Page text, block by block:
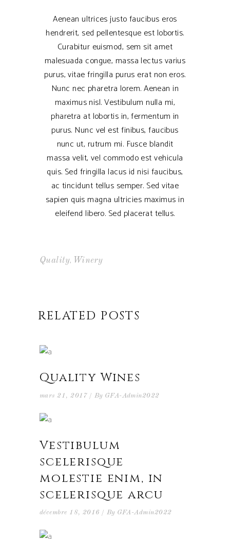
Aenean ultrices justo faucibus eros
hendrerit, sed pellentesque est lobortis.
Curabitur euismod, sem sit amet
malesuada congue, massa lectus varius
purus, vitae fringilla purus erat non eros.
Nunc nec pharetra lorem. Aenean in
maximus nisl. Vestibulum nulla mi,
pharetra at lobortis in, fermentum in
purus. Nunc vel est finibus, faucibus
nunc ut, rutrum mi. Fusce blandit
massa velit, vel commodo est vehicula
quis. Sed fringilla lacus id nisi faucibus,
ac tincidunt tellus semper. Sed vitae
sapien quis magna ultricies maximus in
eleifend libero. Sed placerat tellus.
Quality, Winery
RELATED POSTS
Quality Wines
mars 21, 2017 By GFA-Admin2022
Vestibulum
scelerisque
molestie enim, in
scelerisque arcu
décembre 18, 2016 By GFA-Admin2022